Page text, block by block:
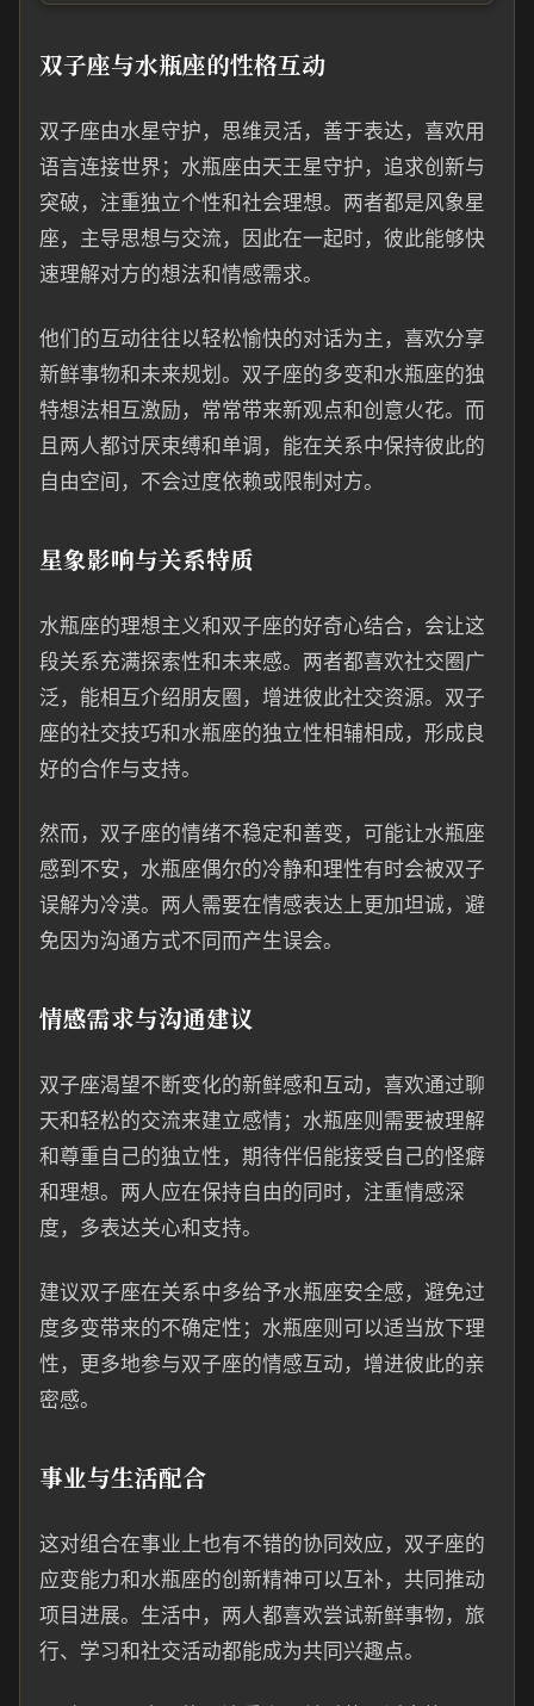
双子座与水瓶座的性格互动
双子座由水星守护，思维灵活，善于表达，喜欢用
语言连接世界；水瓶座由天王星守护，追求创新与
突破，注重独立个性和社会理想。两者都是风象星
座，主导思想与交流，因此在一起时，彼此能够快
速理解对方的想法和情感需求。
他们的互动往往以轻松愉快的对话为主，喜欢分享
新鲜事物和未来规划。双子座的多变和水瓶座的独
特想法相互激励，常常带来新观点和创意火花。而
且两人都讨厌束缚和单调，能在关系中保持彼此的
自由空间，不会过度依赖或限制对方。
星象影响与关系特质
水瓶座的理想主义和双子座的好奇心结合，会让这
段关系充满探索性和未来感。两者都喜欢社交圈广
泛，能相互介绍朋友圈，增进彼此社交资源。双子
座的社交技巧和水瓶座的独立性相辅相成，形成良
好的合作与支持。
然而，双子座的情绪不稳定和善变，可能让水瓶座
感到不安，水瓶座偶尔的冷静和理性有时会被双子
误解为冷漠。两人需要在情感表达上更加坦诚，避
免因为沟通方式不同而产生误会。
情感需求与沟通建议
双子座渴望不断变化的新鲜感和互动，喜欢通过聊
天和轻松的交流来建立感情；水瓶座则需要被理解
和尊重自己的独立性，期待伴侣能接受自己的怪癖
和理想。两人应在保持自由的同时，注重情感深
度，多表达关心和支持。
建议双子座在关系中多给予水瓶座安全感，避免过
度多变带来的不确定性；水瓶座则可以适当放下理
性，更多地参与双子座的情感互动，增进彼此的亲
密感。
事业与生活配合
这对组合在事业上也有不错的协同效应，双子座的
应变能力和水瓶座的创新精神可以互补，共同推动
项目进展。生活中，两人都喜欢尝试新鲜事物，旅
行、学习和社交活动都能成为共同兴趣点。